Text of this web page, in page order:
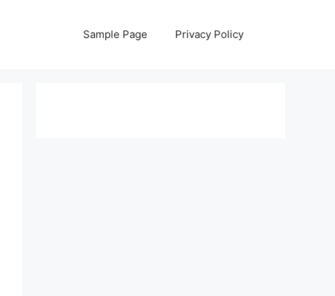
Sample Page Privacy Policy